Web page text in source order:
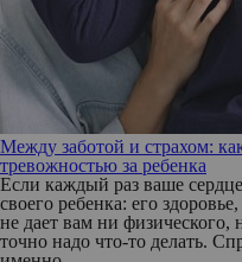
Между заботой и страхом:
тревожностью за ребенка
Если каждый раз ваше
своего ребенка: его
не дает вам ни физического,
точно надо что-то делать.